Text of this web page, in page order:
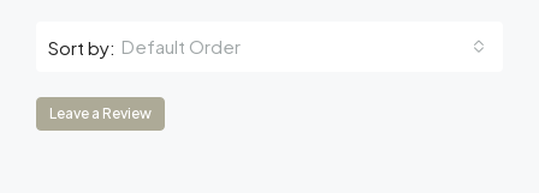
Sort by: Default Order
Leave a Review